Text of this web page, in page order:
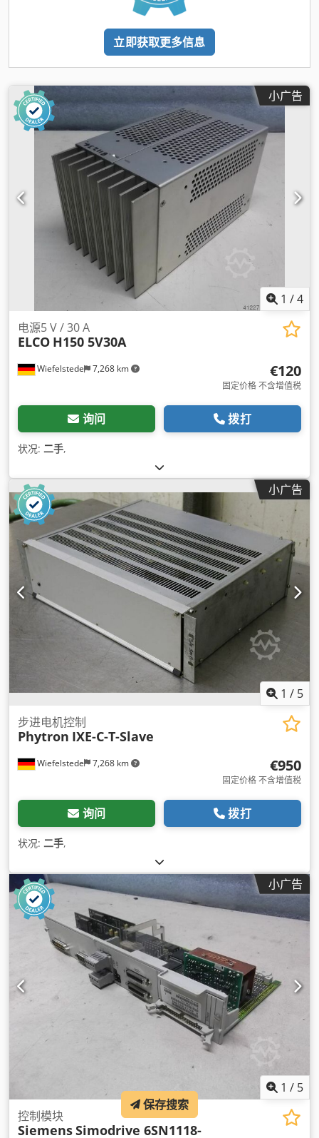
立即获取更多信息
小广告
1 /4
Wiefelstede 7,268 km
电源5 V / 30 A
ELCO H150 5V30A
€120
固定价格 不含增值税
询问 拨打
状况: 二手,
小广告
1 / 5
Wiefelstede 7,268 km
步进电机控制
Phytron IXE-C-T-Slave
€950
固定价格 不含增值税
询问 拨打
状况: 二手,
小广告
1 / 5
控制模块
SiemensSimodrive 6SN1118-
保存搜索